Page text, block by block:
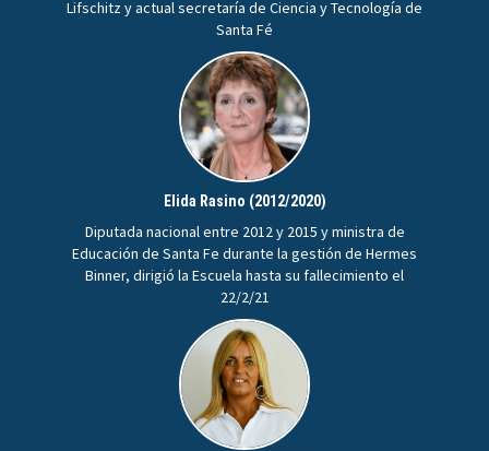
Lifschitz y actual secretaría de Ciencia y Tecnología de
Santa Fé
Elida Rasino (2012/2020)
Diputada nacional entre 2012 y 2015 y ministra de
Educación de Santa Fe durante la gestión de Hermes
Binner, dirigió la Escuela hasta su fallecimiento el
22/2/21